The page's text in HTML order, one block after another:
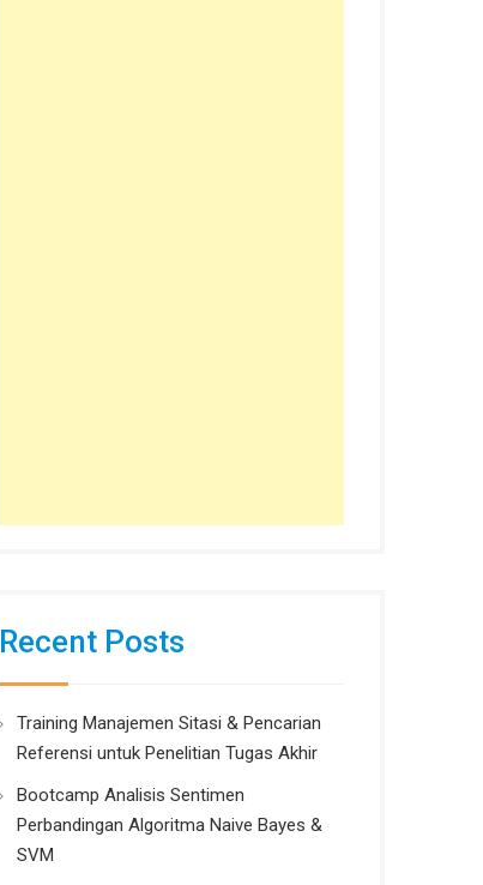
Recent Posts
Training Manajemen Sitasi & Pencarian
Referensi untuk Penelitian Tugas Akhir
Bootcamp Analisis Sentimen
Perbandingan Algoritma Naive Bayes &
SVM